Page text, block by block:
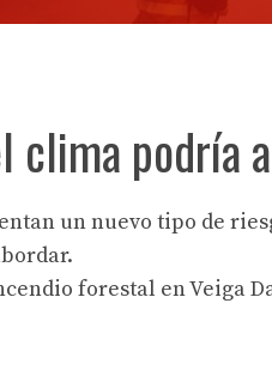
podría
un nuevo tipo de
forestal en Veiga